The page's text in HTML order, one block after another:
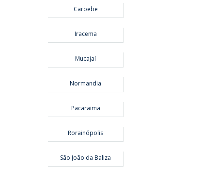
Caroebe
Iracema
Mucajaí
Normandia
Pacaraima
Rorainópolis
São João da Baliza